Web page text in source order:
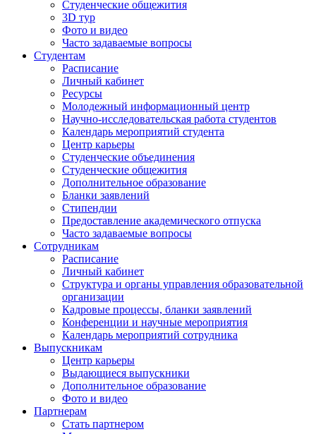
Студенческие общежития
3D тур
Фото и видео
Часто задаваемые вопросы
Студентам
Расписание
Личный кабинет
Ресурсы
Молодежный информационный центр
Научно-исследовательская работа студентов
Календарь мероприятий студента
Центр карьеры
Студенческие объединения
Студенческие общежития
Дополнительное образование
Бланки заявлений
Стипендии
Предоставление академического отпуска
Часто задаваемые вопросы
Сотрудникам
Расписание
Личный кабинет
Структура и органы управления образовательной
организации
Кадровые процессы, бланки заявлений
Конференции и научные мероприятия
Календарь мероприятий сотрудника
Выпускникам
Центр карьеры
Выдающиеся выпускники
Дополнительное образование
Фото и видео
Партнерам
Стать партнером